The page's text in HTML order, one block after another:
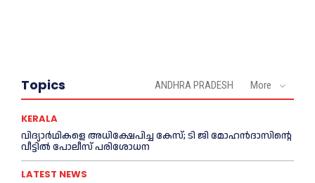
Topics ANDHRA PRADESH More
KERALA
വിദ്യാര്‍ഥികളെ അധിക്ഷേപിച്ച കേസ്; ടി ജി മോഹന്‍ദാസിന്റെ
വീട്ടില്‍ പോലീസ് പരിശോധന
LATEST NEWS